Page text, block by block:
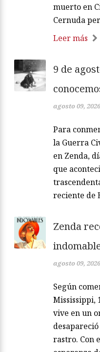
muerto en
Cernuda
Leer más
9 de
agosto 09, 2026
Para
la Guerra
en Zenda,
que
reciente de
Zenda
agosto 09, 2026
Según
Mississippi,
vive en un
rastro. Con